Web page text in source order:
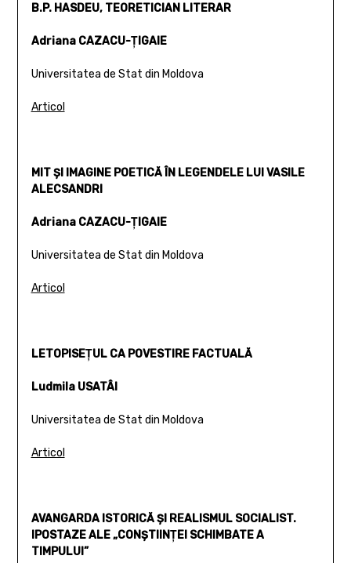
B.P. HASDEU, TEORETICIAN LITERAR
Adriana CAZACU-ŢIGAIE
Universitatea de Stat din Moldova
Articol
MIT ŞI IMAGINE POETICĂ ÎN LEGENDELE LUI VASILE
ALECSANDRI
Adriana CAZACU-ŢIGAIE
Universitatea de Stat din Moldova
Articol
LETOPISEŢUL CA POVESTIRE FACTUALĂ
Ludmila USATÂI
Universitatea de Stat din Moldova
Articol
AVANGARDA ISTORICĂ ŞI REALISMUL SOCIALIST.
IPOSTAZE ALE „CONŞTIINŢEI SCHIMBATE A
TIMPULUI”